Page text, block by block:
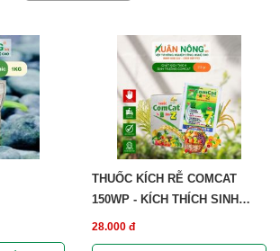
THUỐC KÍCH RỄ COMCAT
150WP - KÍCH THÍCH SINH
TRƯỞNG CÂY TRỒNG
28.000 đ